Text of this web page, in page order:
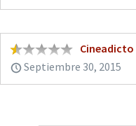
Cineadicto
Septiembre 30, 2015